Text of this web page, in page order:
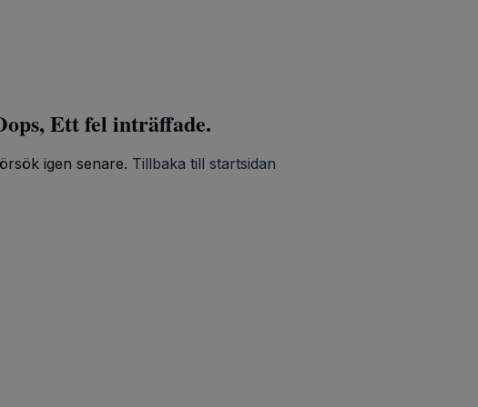
Ett fel inträffade.
igen senare. Tillbaka till startsidan